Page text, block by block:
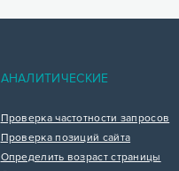
АНАЛИТИЧЕСКИЕ
Проверка частотности запросов
Проверка позиций сайта
Определить возраст страницы